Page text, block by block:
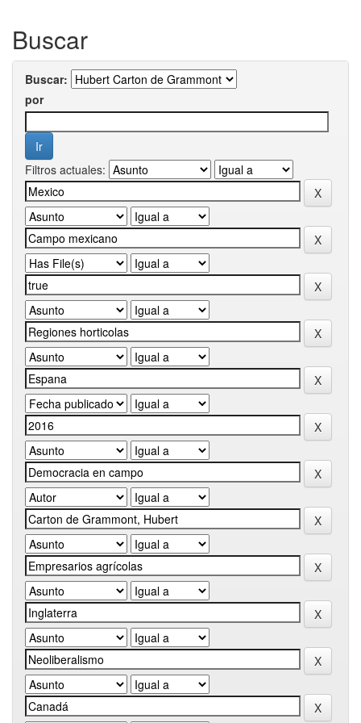
Buscar
Buscar:
por
Filtros actuales: